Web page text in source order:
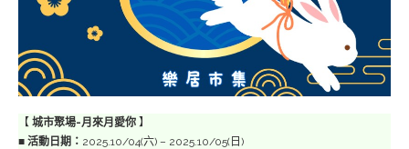
【 城市聚場-月來月愛你 】
■ 活動日期： 2025.10/04(六) – 2025.10/05(日)